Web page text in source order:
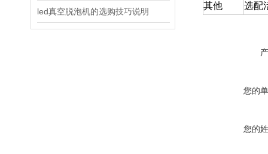
led真空脱泡机的选购技巧说明
其他
选配
您的
您的